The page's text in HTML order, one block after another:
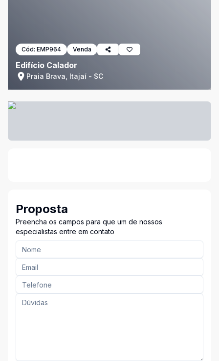
Cód: EMP964 Venda
Edifício Calador
Praia Brava, Itajaí - SC
Proposta
Preencha os campos para que um de nossos
especialistas entre em contato